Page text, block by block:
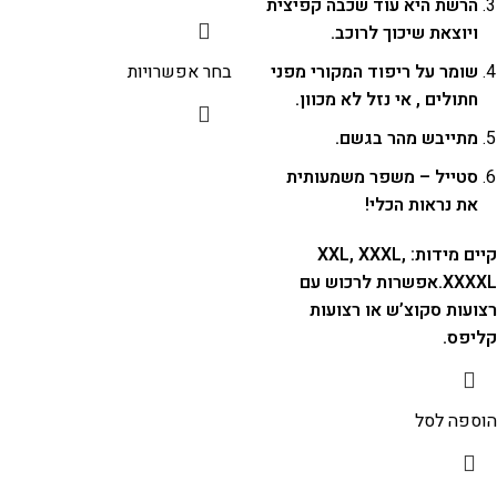
ויוצאת שיכוך לרוכב.
שומר על ריפוד המקורי מפני
חתולים , אי נזל לא מכוון.
מתייבש מהר בגשם.
סטייל – משפר משמעותית
את נראות הכלי!
קיים מידות: XXL, XXXL,
XXXXL.אפשרות לרכוש עם
רצועות סקוצ’ש או רצועות
קליפס.
הוספה לסל
בחר אפשרויות